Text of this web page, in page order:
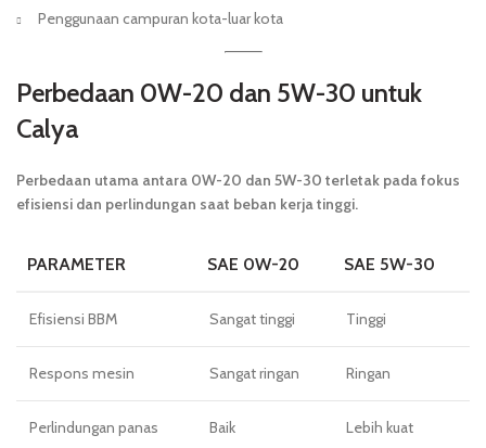
Penggunaan campuran kota-luar kota
Perbedaan 0W-20 dan 5W-30 untuk
Calya
Perbedaan utama antara 0W-20 dan 5W-30 terletak pada fokus
efisiensi dan perlindungan saat beban kerja tinggi.
PARAMETER SAE 0W-20 SAE 5W-30
Efisiensi BBM Sangat tinggi Tinggi
Respons mesin Sangat ringan Ringan
Perlindungan panas Baik Lebih kuat